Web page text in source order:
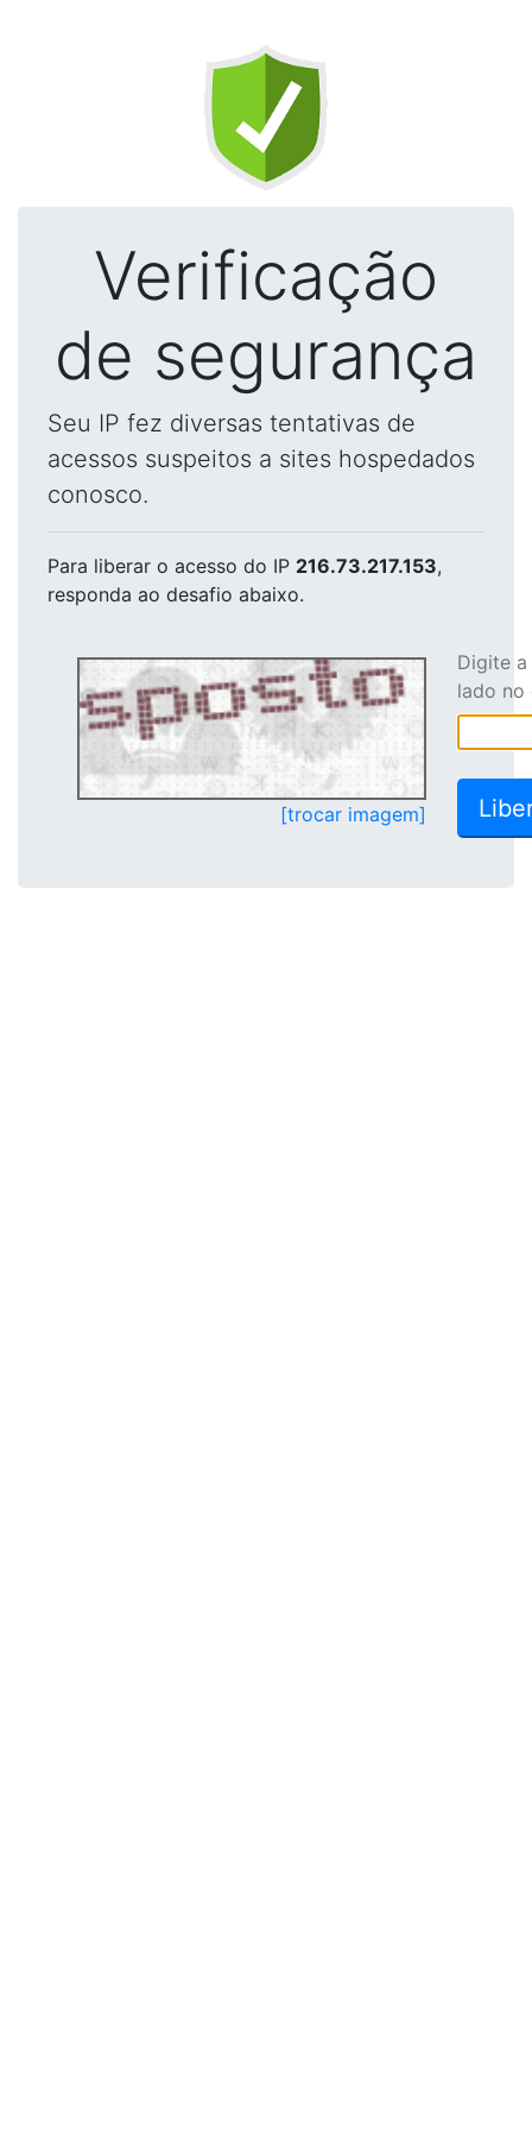
Verificação
de segurança
Seu IP fez diversas tentativas de
acessos suspeitos a sites hospedados
conosco.
Para liberar o acesso do IP 216.73.217.153,
responda ao desafio abaixo.
[trocar imagem]
Digite
lado no